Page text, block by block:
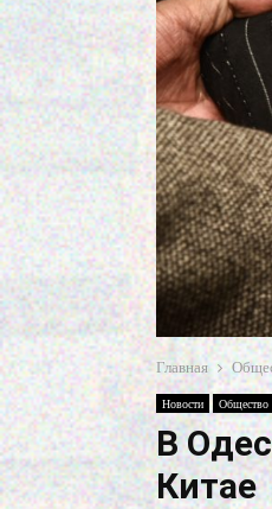
Главная
Новости Общество
В
Китае